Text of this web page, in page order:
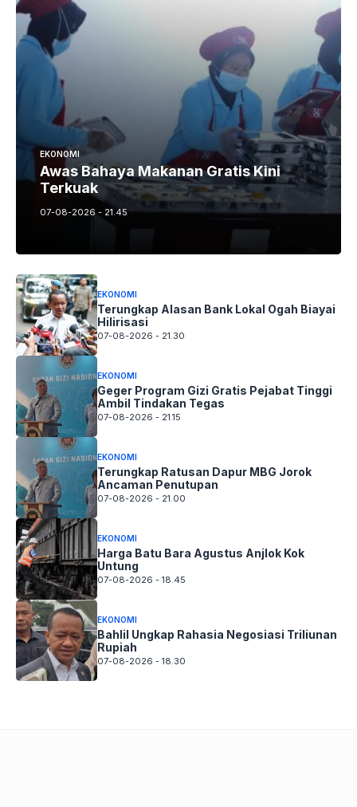
EKONOMI
Awas Bahaya Makanan Gratis Kini
Terkuak
07-08-2026 - 21.45
EKONOMI
Terungkap Alasan Bank Lokal Ogah Biayai
Hilirisasi
07-08-2026 - 21.30
EKONOMI
Geger Program Gizi Gratis Pejabat Tinggi
Ambil Tindakan Tegas
07-08-2026 - 21.15
EKONOMI
Terungkap Ratusan Dapur MBG Jorok
Ancaman Penutupan
07-08-2026 - 21.00
EKONOMI
Harga Batu Bara Agustus Anjlok Kok
Untung
07-08-2026 - 18.45
EKONOMI
Bahlil Ungkap Rahasia Negosiasi Triliunan
Rupiah
07-08-2026 - 18.30